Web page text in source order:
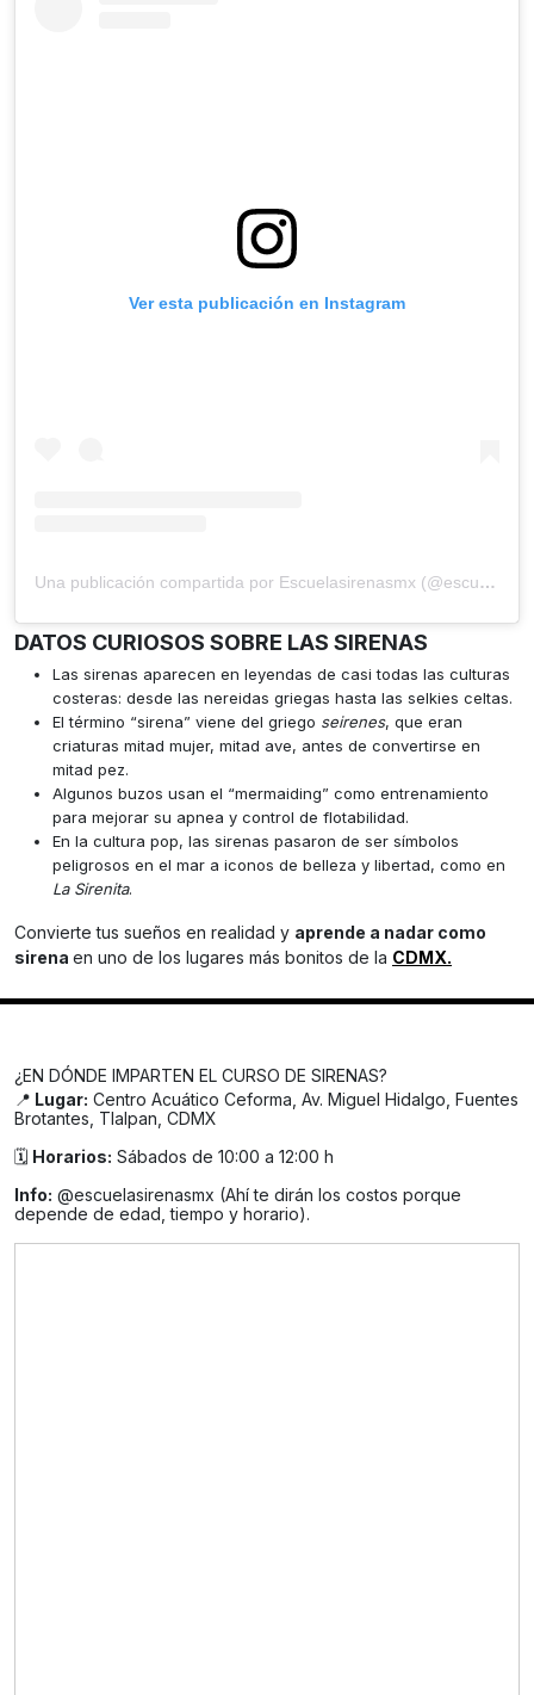
Ver esta publicación en Instagram
Una publicación compartida por Escuelasirenasmx (@escuelasirenasmx)
DATOS CURIOSOS SOBRE LAS SIRENAS
Las sirenas aparecen en leyendas de casi todas las culturas
costeras: desde las nereidas griegas hasta las selkies celtas.
El término “sirena” viene del griego seirenes, que eran
criaturas mitad mujer, mitad ave, antes de convertirse en
mitad pez.
Algunos buzos usan el “mermaiding” como entrenamiento
para mejorar su apnea y control de flotabilidad.
En la cultura pop, las sirenas pasaron de ser símbolos
peligrosos en el mar a iconos de belleza y libertad, como en
La Sirenita.
Convierte tus sueños en realidad y aprende a nadar como
sirena en uno de los lugares más bonitos de la CDMX.
¿EN DÓNDE IMPARTEN EL CURSO DE SIRENAS?
📍 Lugar: Centro Acuático Ceforma, Av. Miguel Hidalgo, Fuentes
Brotantes, Tlalpan, CDMX
🗓️ Horarios: Sábados de 10:00 a 12:00 h
Info: @escuelasirenasmx (Ahí te dirán los costos porque
depende de edad, tiempo y horario).